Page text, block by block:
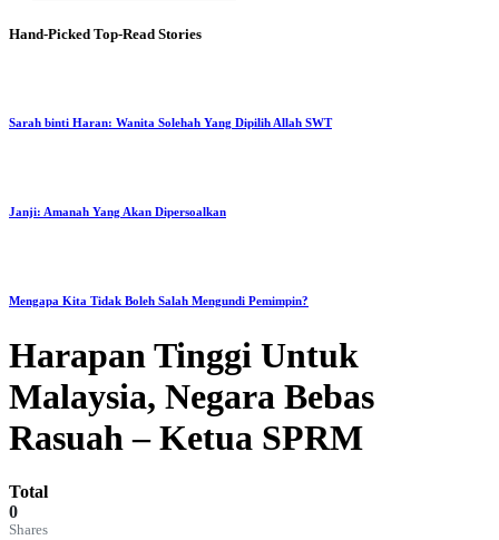
Hand-Picked Top-Read Stories
Sarah binti Haran: Wanita Solehah Yang Dipilih Allah SWT
Janji: Amanah Yang Akan Dipersoalkan
Mengapa Kita Tidak Boleh Salah Mengundi Pemimpin?
Harapan Tinggi Untuk
Malaysia, Negara Bebas
Rasuah – Ketua SPRM
Total
0
Shares